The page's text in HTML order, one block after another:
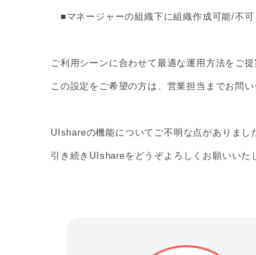
■マネージャーの組織下に組織作成可能/不可
ご利用シーンに合わせて最適な運用方法をご提
この設定をご希望の方は、営業担当までお問い
UIshareの機能についてご不明な点がありまし
引き続きUIshareをどうぞよろしくお願いいた